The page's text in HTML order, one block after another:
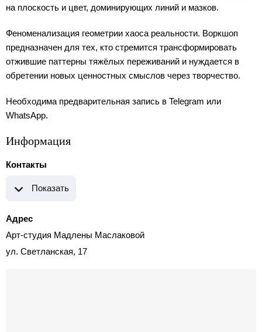
на плоскость и цвет, доминирующих линий и мазков.
Феноменализация геометрии хаоса реальности. Воркшоп
предназначен для тех, кто стремится трансформировать
отжившие паттерны тяжёлых переживаний и нуждается в
обретении новых ценностных смыслов через творчество.
Необходима предварительная запись в Telegram или
WhatsApp.
Информация
Контакты
Показать
Адрес
Арт-студия Мадлены Маслаковой
ул. Светланская, 17